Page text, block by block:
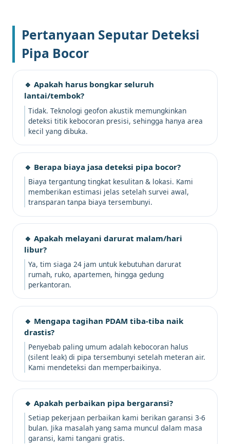
Pertanyaan Seputar Deteksi
Pipa Bocor
🔹 Apakah harus bongkar seluruh
lantai/tembok?
Tidak. Teknologi geofon akustik memungkinkan
deteksi titik kebocoran presisi, sehingga hanya area
kecil yang dibuka.
🔹 Berapa biaya jasa deteksi pipa bocor?
Biaya tergantung tingkat kesulitan & lokasi. Kami
memberikan estimasi jelas setelah survei awal,
transparan tanpa biaya tersembunyi.
🔹 Apakah melayani darurat malam/hari
libur?
Ya, tim siaga 24 jam untuk kebutuhan darurat
rumah, ruko, apartemen, hingga gedung
perkantoran.
🔹 Mengapa tagihan PDAM tiba-tiba naik
drastis?
Penyebab paling umum adalah kebocoran halus
(silent leak) di pipa tersembunyi setelah meteran air.
Kami mendeteksi dan memperbaikinya.
🔹 Apakah perbaikan pipa bergaransi?
Setiap pekerjaan perbaikan kami berikan garansi 3-6
bulan. Jika masalah yang sama muncul dalam masa
garansi, kami tangani gratis.